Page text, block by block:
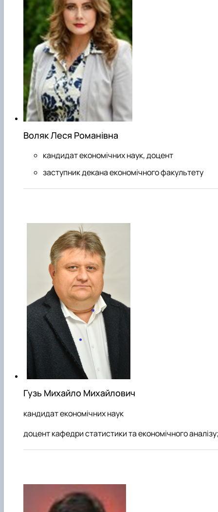
Воляк Леся Романівна
кандидат економічних наук, доцент
заступник декана економічного факультету
Гузь Михайло Михайлович
кандидат економічних наук
доцент кафедри статистики та економічного